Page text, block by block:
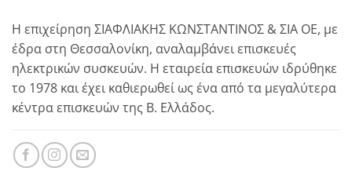
Η επιχείρηση ΣΙΑΦΛΙΑΚΗΣ ΚΩΝΣΤΑΝΤΙΝΟΣ & ΣΙΑ ΟΕ, με
έδρα στη Θεσσαλονίκη, αναλαμβάνει επισκευές
ηλεκτρικών συσκευών. Η εταιρεία επισκευών ιδρύθηκε
το 1978 και έχει καθιερωθεί ως ένα από τα μεγαλύτερα
κέντρα επισκευών της Β. Ελλάδος.